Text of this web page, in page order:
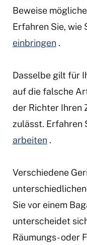
Beweise
Erfahren Sie, wie
einbringen .
Dasselbe gilt für
auf die falsche
der Richter Ihren
zulässt. Erfahren
arbeiten .
Verschiedene
Sie vor einem
unterscheidet
Räumungs- oder